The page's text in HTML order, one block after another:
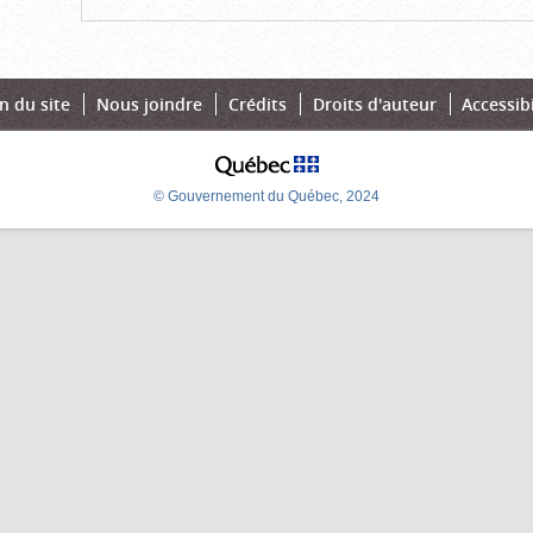
du site Nous joindre Crédits Droits d'auteur
© Gouvernement du Québec, 2024